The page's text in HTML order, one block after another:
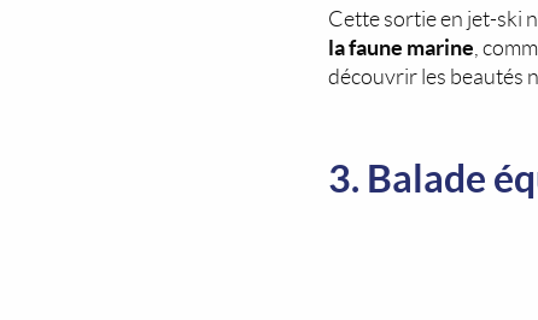
Cette sortie en jet-ski
la faune marine ,
découvrir les beautés
3. Balade